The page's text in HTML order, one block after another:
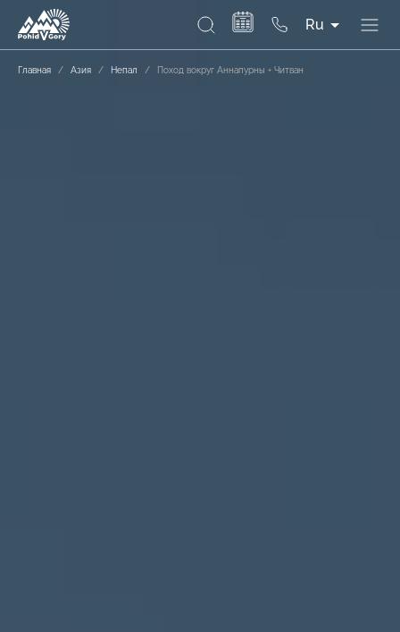
Ru
Главная / Азия / Непал / Поход вокруг Аннапурны + Читван